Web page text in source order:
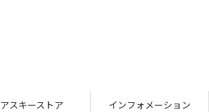
アスキーストア インフォメーション